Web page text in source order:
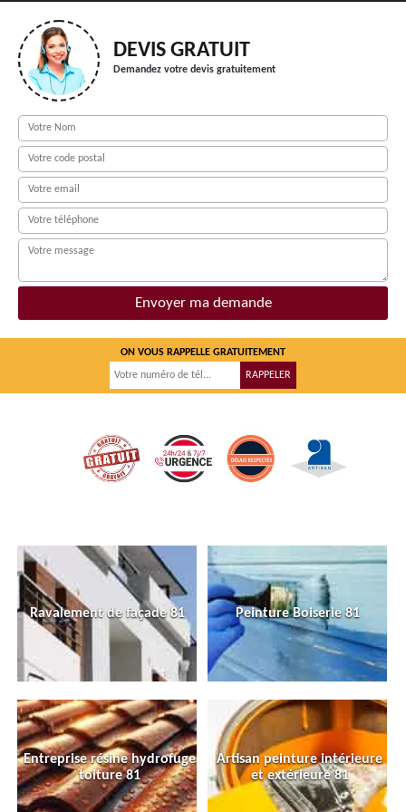
DEVIS GRATUIT
Demandez votre devis gratuitement
ON VOUS RAPPELLE GRATUITEMENT
Ravalement de façade 81 Peinture Boiserie 81
Entreprise résine hydrofuge
toiture 81
Artisan peinture intérieure
et extérieure 81